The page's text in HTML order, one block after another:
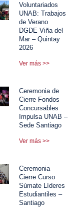
Voluntariados
UNAB: Trabajos
de Verano
DGDE Viña del
Mar – Quintay
2026
Ver más >>
Ceremonia de
Cierre Fondos
Concursables
Impulsa UNAB –
Sede Santiago
Ver más >>
Ceremonia
Cierre Curso
Súmate Líderes
Estudiantiles –
Santiago